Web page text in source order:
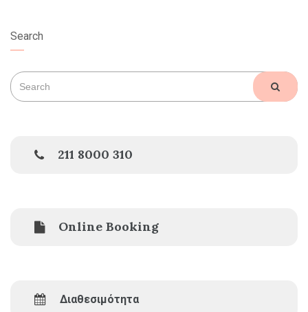
Search
Search
for:
211 8000 310
Online Booking
Διαθεσιμότητα